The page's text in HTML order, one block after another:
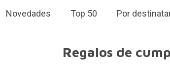
Novedades Top 50 Por
Regalos de